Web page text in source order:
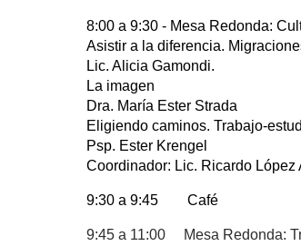
8:00 a 9:30 - Mesa Redonda:
Asistir a la diferencia.
Lic. Alicia Gamondi.
La imagen
Dra. María Ester Strada
Eligiendo caminos. Trabajo-
Psp. Ester Krengel
Coordinador: Lic. Ricardo López
9:30 a 9:45 Café
9:45 a 11:00 Mesa Redonda: